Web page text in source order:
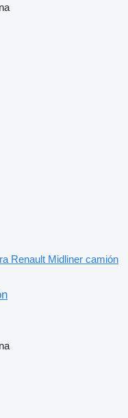
Renault Midliner camión